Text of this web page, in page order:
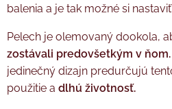
balenia a je tak možné si
Pelech je olemovaný dookola,
zostávali predovšetkým v ňom.
jedinečný dizajn predurčujú
použitie a dlhú životnosť.